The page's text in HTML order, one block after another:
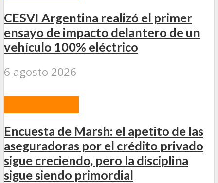
CESVI Argentina realizó el primer
ensayo de impacto delantero de un
vehículo 100% eléctrico
6 agosto 2026
Encuesta de Marsh: el apetito de las
aseguradoras por el crédito privado
sigue creciendo, pero la disciplina
sigue siendo primordial